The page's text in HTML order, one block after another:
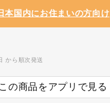
本国内にお住まいの方向け
から順次発送
この商品をアプリで見る